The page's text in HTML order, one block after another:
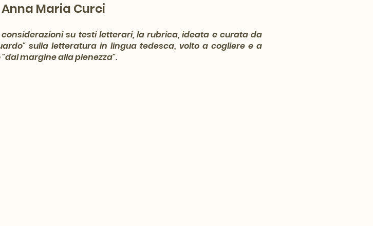
Maria Curci
su testi letterari, la rubrica, ideata e curata da
sulla letteratura in lingua tedesca, volto a cogliere e a
margine alla pienezza".